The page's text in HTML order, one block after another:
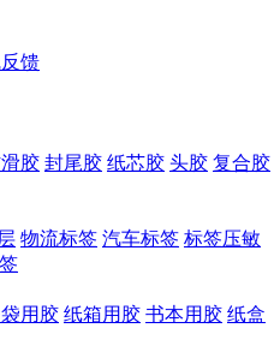
馈
胶 封尾胶 纸芯胶 头胶 复合胶
物流标签 汽车标签 标签压敏
用胶 纸箱用胶 书本用胶 纸盒